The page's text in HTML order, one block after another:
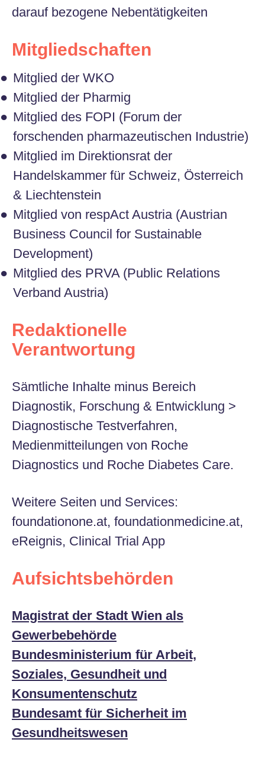
darauf bezogene Nebentätigkeiten
Mitgliedschaften
Mitglied der WKO
Mitglied der Pharmig
Mitglied des FOPI (Forum der
forschenden pharmazeutischen Industrie)
Mitglied im Direktionsrat der
Handelskammer für Schweiz, Österreich
& Liechtenstein
Mitglied von respAct Austria (Austrian
Business Council for Sustainable
Development)
Mitglied des PRVA (Public Relations
Verband Austria)
Redaktionelle
Verantwortung
Sämtliche Inhalte minus Bereich
Diagnostik, Forschung & Entwicklung >
Diagnostische Testverfahren,
Medienmitteilungen von Roche
Diagnostics und Roche Diabetes Care.
Weitere Seiten und Services:
foundationone.at, foundationmedicine.at,
eReignis, Clinical Trial App
Aufsichtsbehörden
Magistrat der Stadt Wien als
Gewerbebehörde
Bundesministerium für Arbeit,
Soziales, Gesundheit und
Konsumentenschutz
Bundesamt für Sicherheit im
Gesundheitswesen